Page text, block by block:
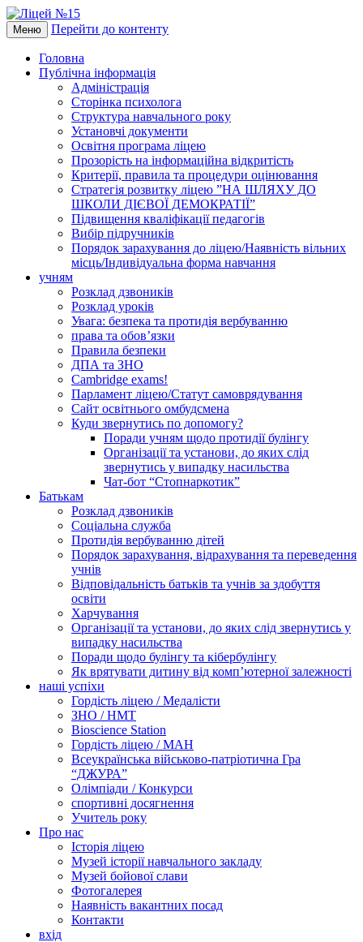
Меню Перейти до контенту
Головна
Публічна інформація
Адміністрація
Сторінка психолога
Структура навчального року
Установчі документи
Освітня програма ліцею
Прозорість на інформаційна відкритість
Критерії, правила та процедури оцінювання
Стратегія розвитку ліцею ”НА ШЛЯХУ ДО
ШКОЛИ ДІЄВОЇ ДЕМОКРАТІЇ”
Підвищення кваліфікації педагогів
Вибір підручників
Порядок зарахування до ліцею/Наявність вільних
місць/Індивідуальна форма навчання
учням
Розклад дзвоників
Розклад уроків
Увага: безпека та протидія вербуванню
права та обов’язки
Правила безпеки
ДПА та ЗНО
Cambridge exams!
Парламент ліцею/Статут самоврядування
Сайт освітнього омбудсмена
Куди звернутись по допомогу?
Поради учням щодо протидії булінгу
Організації та установи, до яких слід
звернутись у випадку насильства
Чат-бот “Стопнаркотик”
Батькам
Розклад дзвоників
Соціальна служба
Протидія вербуванню дітей
Порядок зарахування, відрахування та переведення
учнів
Відповідальність батьків та учнів за здобуття
освіти
Харчування
Організації та установи, до яких слід звернутись у
випадку насильства
Поради щодо булінгу та кібербулінгу
Як врятувати дитину від комп’ютерної залежності
наші успіхи
Гордість ліцею / Медалісти
ЗНО / НМТ
Bioscience Station
Гордість ліцею / МАН
Всеукраїнська військово-патріотична Гра
“ДЖУРА”
Олімпіади / Конкурси
спортивні досягнення
Учитель року
Про нас
Історія ліцею
Музей історії навчального закладу
Музей бойової слави
Фотогалерея
Наявність вакантних посад
Контакти
вхід